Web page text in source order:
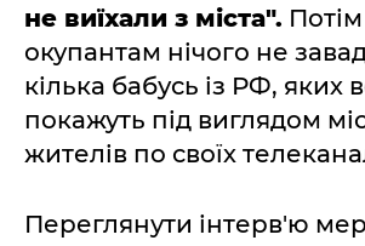
не виїхали з міста".
окупантам нічого не
кілька бабусь із РФ, яких
покажуть під виглядом
жителів по своїх
Переглянути інтерв'ю